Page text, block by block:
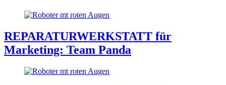
REPARATURWERKSTATT für
Marketing: Team Panda